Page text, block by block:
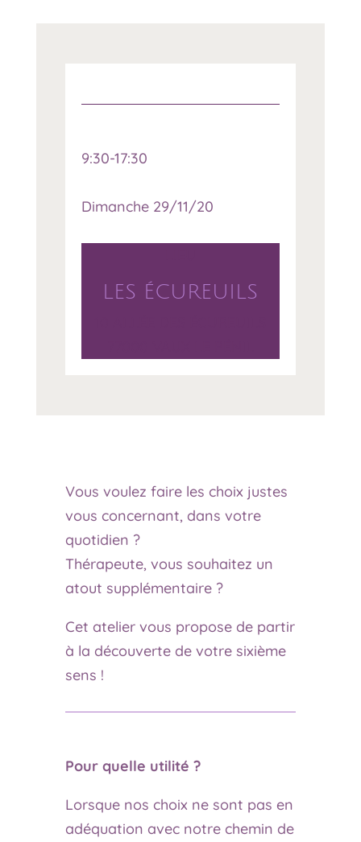
9:30-17:30
Dimanche 29/11/20
LES ÉCUREUILS
Vous voulez faire les choix justes
vous concernant, dans votre
quotidien ?
Thérapeute, vous souhaitez un
atout supplémentaire ?
Cet atelier vous propose de partir
à la découverte de votre sixième
sens !
Pour quelle utilité ?
Lorsque nos choix ne sont pas en
adéquation avec notre chemin de